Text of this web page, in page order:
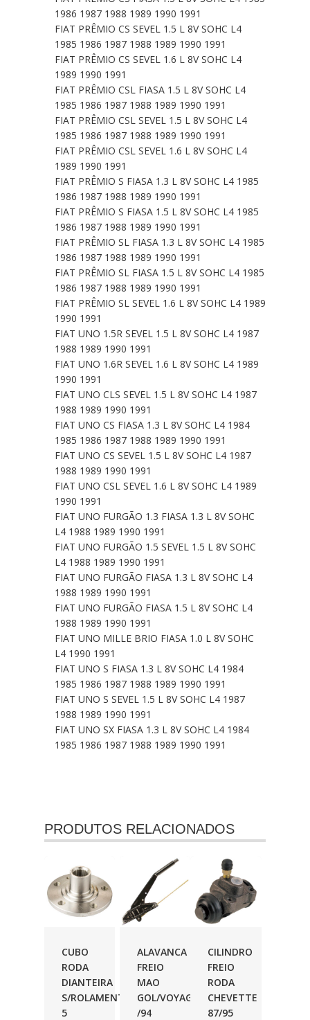
1986 1987 1988 1989 1990 1991
FIAT PRÊMIO CS SEVEL 1.5 L 8V SOHC L4
1985 1986 1987 1988 1989 1990 1991
FIAT PRÊMIO CS SEVEL 1.6 L 8V SOHC L4
1989 1990 1991
FIAT PRÊMIO CSL FIASA 1.5 L 8V SOHC L4
1985 1986 1987 1988 1989 1990 1991
FIAT PRÊMIO CSL SEVEL 1.5 L 8V SOHC L4
1985 1986 1987 1988 1989 1990 1991
FIAT PRÊMIO CSL SEVEL 1.6 L 8V SOHC L4
1989 1990 1991
FIAT PRÊMIO S FIASA 1.3 L 8V SOHC L4 1985
1986 1987 1988 1989 1990 1991
FIAT PRÊMIO S FIASA 1.5 L 8V SOHC L4 1985
1986 1987 1988 1989 1990 1991
FIAT PRÊMIO SL FIASA 1.3 L 8V SOHC L4 1985
1986 1987 1988 1989 1990 1991
FIAT PRÊMIO SL FIASA 1.5 L 8V SOHC L4 1985
1986 1987 1988 1989 1990 1991
FIAT PRÊMIO SL SEVEL 1.6 L 8V SOHC L4 1989
1990 1991
FIAT UNO 1.5R SEVEL 1.5 L 8V SOHC L4 1987
1988 1989 1990 1991
FIAT UNO 1.6R SEVEL 1.6 L 8V SOHC L4 1989
1990 1991
FIAT UNO CLS SEVEL 1.5 L 8V SOHC L4 1987
1988 1989 1990 1991
FIAT UNO CS FIASA 1.3 L 8V SOHC L4 1984
1985 1986 1987 1988 1989 1990 1991
FIAT UNO CS SEVEL 1.5 L 8V SOHC L4 1987
1988 1989 1990 1991
FIAT UNO CSL SEVEL 1.6 L 8V SOHC L4 1989
1990 1991
FIAT UNO FURGÃO 1.3 FIASA 1.3 L 8V SOHC
L4 1988 1989 1990 1991
FIAT UNO FURGÃO 1.5 SEVEL 1.5 L 8V SOHC
L4 1988 1989 1990 1991
FIAT UNO FURGÃO FIASA 1.3 L 8V SOHC L4
1988 1989 1990 1991
FIAT UNO FURGÃO FIASA 1.5 L 8V SOHC L4
1988 1989 1990 1991
FIAT UNO MILLE BRIO FIASA 1.0 L 8V SOHC
L4 1990 1991
FIAT UNO S FIASA 1.3 L 8V SOHC L4 1984
1985 1986 1987 1988 1989 1990 1991
FIAT UNO S SEVEL 1.5 L 8V SOHC L4 1987
1988 1989 1990 1991
FIAT UNO SX FIASA 1.3 L 8V SOHC L4 1984
1985 1986 1987 1988 1989 1990 1991
PRODUTOS RELACIONADOS
CUBO
RODA
DIANTEIRA
S/ROLAMENTO
5
ALAVANCA
FREIO
MAO
GOL/VOYAGE/PARATI
/94
CILINDRO
FREIO
RODA
CHEVETTE
87/95